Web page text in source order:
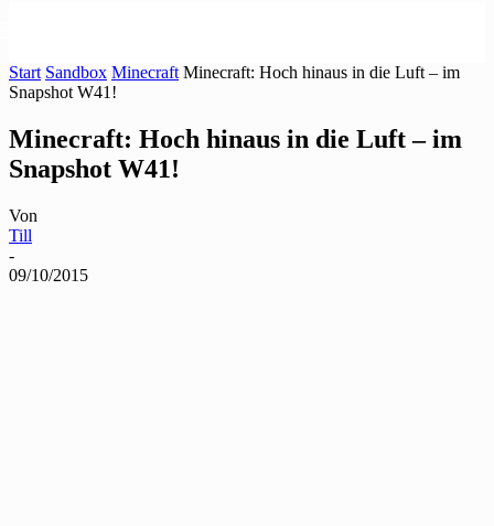
Start Sandbox Minecraft Minecraft: Hoch hinaus in die Luft – im
Snapshot W41!
Minecraft: Hoch hinaus in die Luft – im
Snapshot W41!
Von
Till
-
09/10/2015